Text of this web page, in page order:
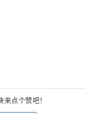
点个赞吧！